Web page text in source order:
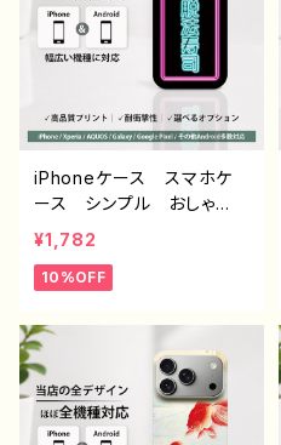
ル：和モダン / シーズー デ
ザイン931 J1-9
iPhoneケース スマホケ
ース シンプル おしゃ
れ 面白い おもしろスマ
ホケース ネタ系 エモ
い ほぼ 全機種対応 メン
AQUOS Xperia Goo
glepixel Galaxy Andr
oid アンドロイド おすす
め 個性的 人気 イラス
トレーター 絵師 クリエ
¥1,782
10%OFF